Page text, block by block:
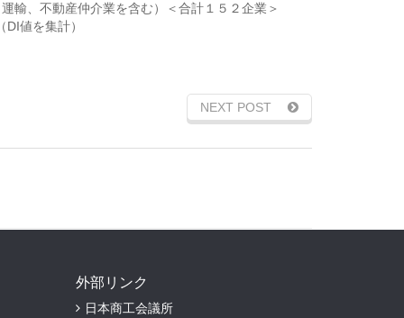
輸、不動産仲介業を含む）＜合計１５２企業＞
値を集計）
NEXT POST
外部リンク
日本商工会議所